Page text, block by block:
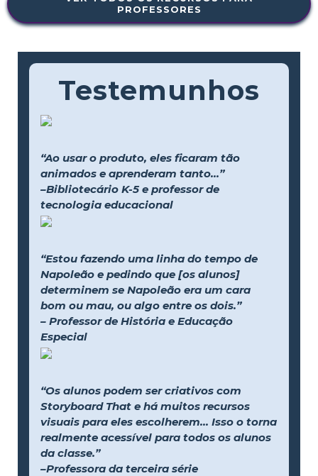
PROFESSORES
Testemunhos
“Ao usar o produto, eles ficaram tão
animados e aprenderam tanto...”
–Bibliotecário K-5 e professor de
tecnologia educacional
“Estou fazendo uma linha do tempo de
Napoleão e pedindo que [os alunos]
determinem se Napoleão era um cara
bom ou mau, ou algo entre os dois.”
– Professor de História e Educação
Especial
“Os alunos podem ser criativos com
Storyboard That e há muitos recursos
visuais para eles escolherem... Isso o torna
realmente acessível para todos os alunos
da classe.”
–Professora da terceira série